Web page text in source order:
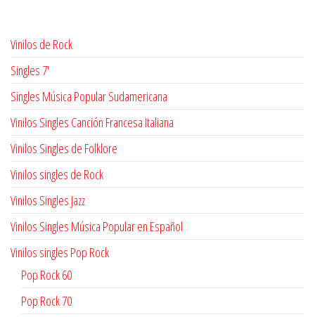
Vinilos de Rock
Singles 7'
Singles Música Popular Sudamericana
Vinilos Singles Canción Francesa Italiana
Vinilos Singles de Folklore
Vinilos singles de Rock
Vinilos Singles Jazz
Vinilos Singles Música Popular en Español
Vinilos singles Pop Rock
Pop Rock 60
Pop Rock 70